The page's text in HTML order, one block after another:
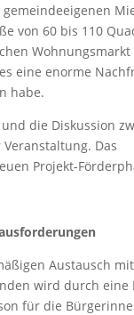
von 60 bis 110
eine enorme
habe.
die Diskussion
Das
Projekt-
Austausch
wird durch eine
für die